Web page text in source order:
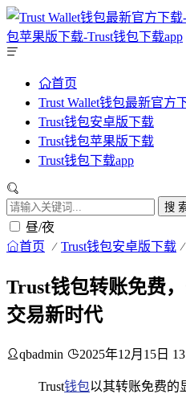
首页
Trust Wallet钱包最新官方
Trust钱包安卓版下载
Trust钱包苹果版下载
Trust钱包下载app
搜
昼/夜
首页 Trust钱包安卓版下载
Trust钱包转账免费
交易新时代
qbadmin 2025年12月15日
Trust钱包以其转账免费的